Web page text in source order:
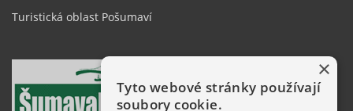
Turistická oblast Pošumaví
×
Tyto webové stránky používají
soubory cookie.